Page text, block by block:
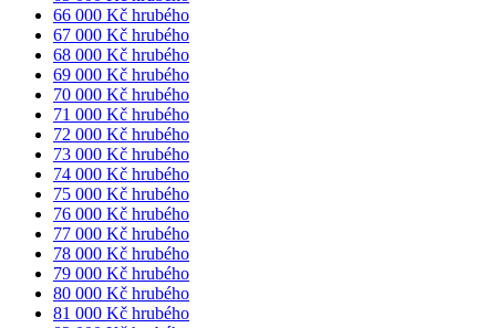
66 000 Kč hrubého
67 000 Kč hrubého
68 000 Kč hrubého
69 000 Kč hrubého
70 000 Kč hrubého
71 000 Kč hrubého
72 000 Kč hrubého
73 000 Kč hrubého
74 000 Kč hrubého
75 000 Kč hrubého
76 000 Kč hrubého
77 000 Kč hrubého
78 000 Kč hrubého
79 000 Kč hrubého
80 000 Kč hrubého
81 000 Kč hrubého